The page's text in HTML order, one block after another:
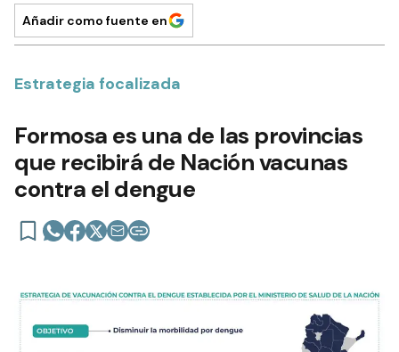
Añadir como fuente en
Estrategia focalizada
Formosa es una de las provincias
que recibirá de Nación vacunas
contra el dengue